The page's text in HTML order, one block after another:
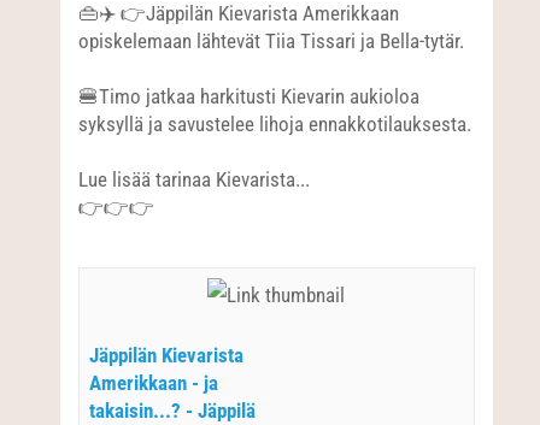
👜✈️ 👉Jäppilän Kievarista Amerikkaan
opiskelemaan lähtevät Tiia Tissari ja Bella-tytär.
🍔Timo jatkaa harkitusti Kievarin aukioloa
syksyllä ja savustelee lihoja ennakkotilauksesta.
Lue lisää tarinaa Kievarista...
👉👉👉
Jäppilän Kievarista
Amerikkaan - ja
takaisin...? - Jäppilä